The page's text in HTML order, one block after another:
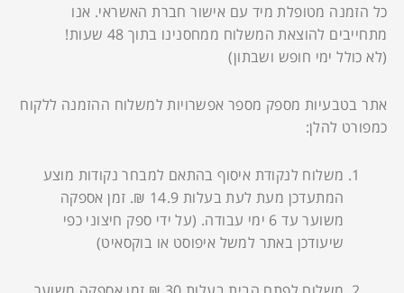
כל הזמנה מטופלת מיד עם אישור חברת האשראי. אנו
מתחייבים להוצאת המשלוח ממחסנינו בתוך 48 שעות!
(לא כולל ימי חופש ושבתון)
אתר בטבעיות מספק מספר אפשרויות למשלוח ההזמנה ללקוח
כמפורט להלן:
משלוח לנקודת איסוף בהתאם למבחר נקודות מוצע
המתעדכן מעת לעת בעלות 14.9 ₪. זמן אספקה
משוער עד 6 ימי עבודה. (על ידי ספק חיצוני כפי
שיעודכן באתר למשל איפוסט או בוקסאיט)